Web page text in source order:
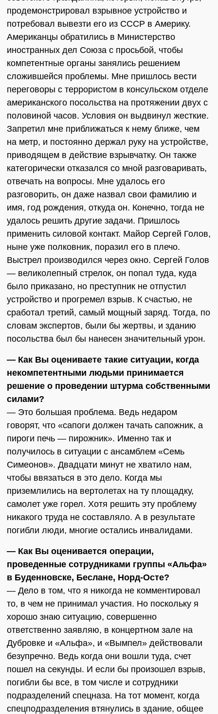
продемонстрировал взрывное устройство и
потребовал вывезти его из СССР в Америку.
Американцы обратились в Министерство
иностранных дел Союза с просьбой, чтобы
компетентные органы занялись решением
сложившейся проблемы. Мне пришлось вести
переговоры с террористом в консульском отделе
американского посольства на протяжении двух с
половиной часов. Условия он выдвинул жесткие.
Запретил мне приближаться к нему ближе, чем
на метр, и постоянно держал руку на устройстве,
приводящем в действие взрывчатку. Он также
категорически отказался со мной разговаривать,
отвечать на вопросы. Мне удалось его
разговорить, он даже назвал свои фамилию и
имя, год рождения, откуда он. Конечно, тогда не
удалось решить другие задачи. Пришлось
применить силовой контакт. Майор Сергей Голов,
ныне уже полковник, поразил его в плечо.
Выстрел производился через окно. Сергей Голов
— великолепный стрелок, он попал туда, куда
было приказано, но преступник не отпустил
устройство и прогремел взрыв. К счастью, не
сработал третий, самый мощный заряд. Тогда, по
словам экспертов, были бы жертвы, и зданию
посольства был бы нанесен значительный урон.
— Как Вы оцениваете такие ситуации, когда
некомпетентными людьми принимается
решение о проведении штурма собственными
силами?
— Это большая проблема. Ведь недаром
говорят, что «сапоги должен тачать сапожник, а
пироги печь — пирожник». Именно так и
получилось в ситуации с ансамблем «Семь
Симеонов». Двадцати минут не хватило нам,
чтобы ввязаться в это дело. Когда мы
приземлились на вертолетах на ту площадку,
самолет уже горел. Хотя решить эту проблему
никакого труда не составляло. А в результате
погибли люди, многие остались инвалидами.
— Как Вы оценивается операции,
проведенные сотрудниками группы «Альфа»
в Буденновске, Беслане, Норд-Осте?
— Дело в том, что я никогда не комментировал
то, в чем не принимал участия. Но поскольку я
хорошо знаю ситуацию, совершенно
ответственно заявляю, в концертном зале на
Дубровке и «Альфа», и «Вымпел» действовали
безупречно. Ведь когда они вошли туда, счет
пошел на секунды. И если бы произошел взрыв,
погибли бы все, в том числе и сотрудники
подразделений спецназа. На тот момент, когда
спецподразделения втянулись в здание, общее